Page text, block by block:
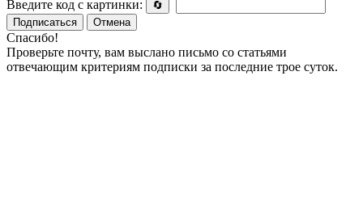
Введите код с картинки:
🔄
Подписаться
Отмена
Спасибо!
Проверьте почту, вам выслано письмо со статьями
отвечающим критериям подписки за последние трое суток.